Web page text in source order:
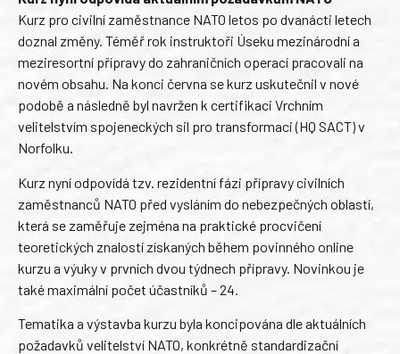
Kurz pro civilní zaměstnance NATO letos po dvanácti letech
doznal změny. Téměř rok instruktoři Úseku mezinárodní a
meziresortní přípravy do zahraničních operací pracovali na
novém obsahu. Na konci června se kurz uskutečnil v nové
podobě a následně byl navržen k certifikaci Vrchním
velitelstvím spojeneckých sil pro transformaci (HQ SACT) v
Norfolku.
Kurz nyní odpovídá tzv. rezidentní fázi přípravy civilních
zaměstnanců NATO před vysláním do nebezpečných oblastí,
která se zaměřuje zejména na praktické procvičení
teoretických znalostí získaných během povinného online
kurzu a výuky v prvních dvou týdnech přípravy. Novinkou je
také maximální počet účastníků – 24.
Tematika a výstavba kurzu byla koncipována dle aktuálních
požadavků velitelství NATO, konkrétně standardizační